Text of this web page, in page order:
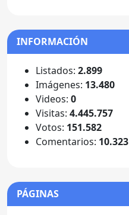
INFORMACIÓN
Listados: 2.899
Imágenes: 13.480
Videos: 0
Visitas: 4.445.757
Votos: 151.582
Comentarios: 10.323
PÁGINAS